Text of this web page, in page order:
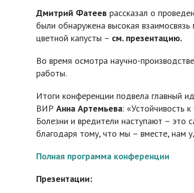
Дмитрий Фатеев рассказал о
были обнаружена высокая
цветной капусты – см. презентацию.
Во время осмотра научно-
работы.
Итоги конференции подвела главный
ВИР Анна Артемьева: «Устойчивость
Болезни и вредители наступают – это
благодаря тому, что мы – вместе, нам
Полная программа конференции
Презентации: